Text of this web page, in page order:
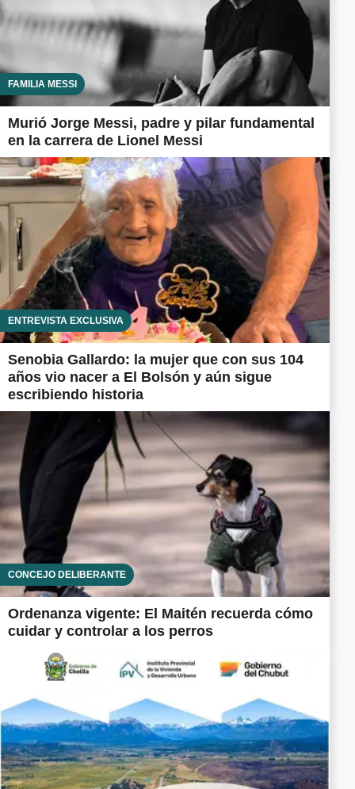
FAMILIA MESSI
Murió Jorge Messi, padre y pilar fundamental
en la carrera de Lionel Messi
ENTREVISTA EXCLUSIVA
Senobia Gallardo: la mujer que con sus 104
años vio nacer a El Bolsón y aún sigue
escribiendo historia
CONCEJO DELIBERANTE
Ordenanza vigente: El Maitén recuerda cómo
cuidar y controlar a los perros